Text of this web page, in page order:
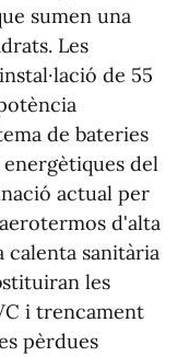
sumen una
Les
de 55
de bateries
del
actual per
d'alta
calenta sanitària
les
i trencament
pèrdues